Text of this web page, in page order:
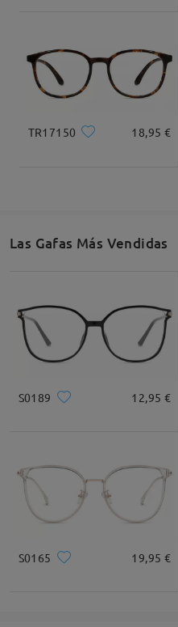
TR17150 18,95 €
Las Gafas Más Vendidas
S0189 12,95 €
S0165 19,95 €